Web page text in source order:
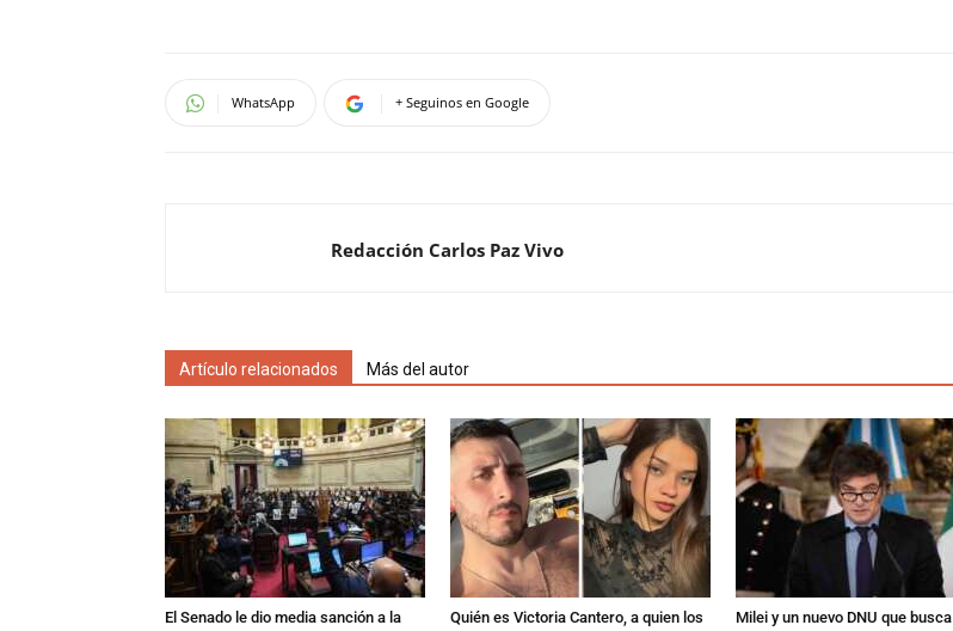
WhatsApp + Seguinos en Google
Redacción Carlos Paz Vivo
Artículo relacionados Más del autor
El Senado le dio media sanción a la
Quién es Victoria Cantero, a quien los
Milei y un nuevo DNU que busca